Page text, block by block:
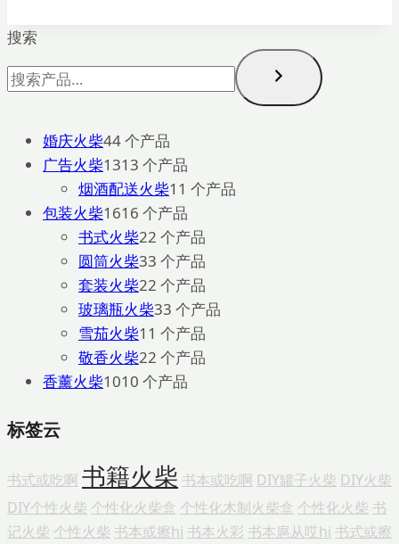
搜索
婚庆火柴44 个产品
广告火柴1313 个产品
烟酒配送火柴1 1 个产品
包装火柴1616 个产品
书式火柴22 个产品
圆筒火柴33 个产品
套装火柴22 个产品
玻璃瓶火柴33 个产品
雪茄火柴1 1 个产品
敬香火柴22 个产品
香薰火柴1010 个产品
标签云
书式或吃啊 书籍火柴 书本或吃啊 DIY罐子火柴 DIY火柴
DIY个性火柴 个性化火柴盒 个性化木制火柴盒 个性化火柴 书
记火柴 个性火柴 书本或擦hi 书本火彩 书本扈从哎hi 书式或擦